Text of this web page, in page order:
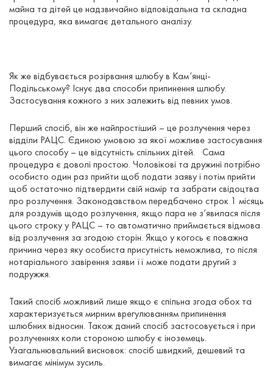
майна та дітей це надзвичайно відповідальна та складна
процедура, яка вимагає детального аналізу.
Як же відбувається розірвання шлюбу в Кам’янці-
Подільському? Існує два способи припинення шлюбу.
Застосування кожного з них залежить від певних умов.
Перший спосіб, він же найпростіший – це розлучення через
відділи РАЦС. Єдиною умовою за якої можливе застосування
цього способу – це відсутність спільних дітей. Сама
процедура є доволі простою. Чоловікові та дружині потрібно
особисто один раз прийти щоб подати заяву і потім прийти
щоб остаточно підтвердити свій намір та забрати свідоцтва
про розлучення. Законодавством передбачено строк 1 місяць
для роздумів щодо розлучення, якщо пара не з’явилася після
цього строку у РАЦС – то автоматично приймається відмова
від розлучення за згодою сторін. Якщо у когось є поважна
причина через яку особиста присутність неможлива, то після
нотаріального завірення заяви її може подати другий з
подружжя.
Такий спосіб можливий лише якщо є спільна згода обох та
характеризується мирним врегулюванням припинення
шлюбних відносин. Також даний спосіб застосовується і при
розлученнях коли стороною шлюбу є іноземець.
Узагальнювальний висновок: спосіб швидкий, дешевий та
вимагає мінімум зусиль.